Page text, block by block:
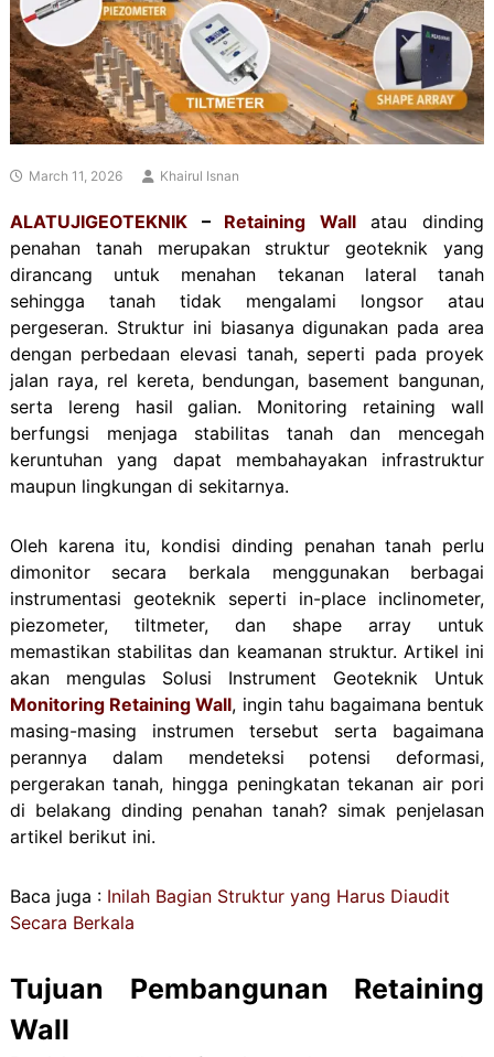
March 11, 2026 Khairul Isnan
ALATUJIGEOTEKNIK– Retaining Wallatau dinding
penahan tanah merupakan struktur geoteknik yang
dirancang untuk menahan tekanan lateral tanah
sehingga tanah tidak mengalami longsor atau
pergeseran. Struktur ini biasanya digunakan pada area
dengan perbedaan elevasi tanah, seperti pada proyek
jalan raya, rel kereta, bendungan, basement bangunan,
serta lereng hasil galian. Monitoring retaining wall
berfungsi menjaga stabilitas tanah dan mencegah
keruntuhan yang dapat membahayakan infrastruktur
maupun lingkungan di sekitarnya.
Oleh karena itu, kondisi dinding penahan tanah perlu
dimonitor secara berkala menggunakan berbagai
instrumentasi geoteknik seperti in-place inclinometer,
piezometer, tiltmeter, dan shape array untuk
memastikan stabilitas dan keamanan struktur. Artikel ini
akan mengulas Solusi Instrument Geoteknik Untuk
Monitoring Retaining Wall, ingin tahu bagaimana bentuk
masing-masing instrumen tersebut serta bagaimana
perannya dalam mendeteksi potensi deformasi,
pergerakan tanah, hingga peningkatan tekanan air pori
di belakang dinding penahan tanah? simak penjelasan
artikel berikut ini.
Baca juga : Inilah Bagian Struktur yang Harus Diaudit
Secara Berkala
Tujuan Pembangunan Retaining
Wall